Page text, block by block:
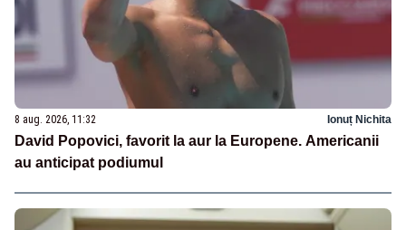
8 aug. 2026, 11:32 Ionuț Nichita
David Popovici, favorit la aur la Europene. Americanii
au anticipat podiumul